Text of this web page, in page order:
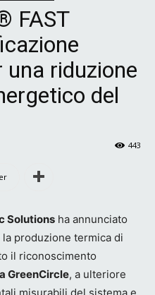
FAST
una riduzione
del
443
Solutions ha annunciato
produzione termica di
il riconoscimento
GreenCircle, a ulteriore
misurabili del sistema e